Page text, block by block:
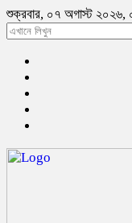
শুক্রবার, ০৭ অগাস্ট ২০২৬,